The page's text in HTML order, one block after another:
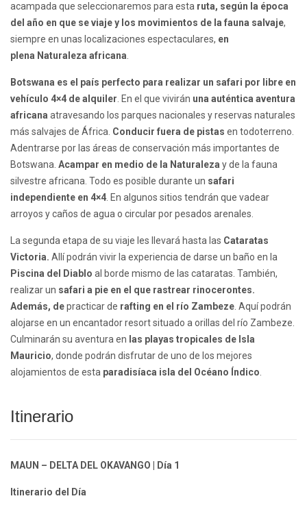
acampada que seleccionaremos para esta ruta, según la época
del año en que se viaje y los movimientos de la fauna salvaje,
siempre en unas localizaciones espectaculares, en
plena Naturaleza africana.
Botswana es el país perfecto para realizar un safari por libre en
vehículo 4×4 de alquiler. En el que vivirán una auténtica aventura
africana atravesando los parques nacionales y reservas naturales
más salvajes de África. Conducir fuera de pistas en todoterreno.
Adentrarse por las áreas de conservación más importantes de
Botswana. Acampar en medio de la Naturaleza y de la fauna
silvestre africana. Todo es posible durante un safari
independiente en 4×4. En algunos sitios tendrán que vadear
arroyos y caños de agua o circular por pesados arenales.
La segunda etapa de su viaje les llevará hasta las Cataratas
Victoria. Allí podrán vivir la experiencia de darse un baño en la
Piscina del Diablo al borde mismo de las cataratas. También,
realizar un safari a pie en el que rastrear rinocerontes.
Además, depracticar de rafting en el río Zambeze. Aquí podrán
alojarse en un encantador resort situado a orillas del río Zambeze.
Culminarán su aventura en las playas tropicales de Isla
Mauricio, donde podrán disfrutar de uno de los mejores
alojamientos de esta paradisíaca isla del Océano Índico.
Itinerario
MAUN – DELTA DEL OKAVANGO | Día 1
Itinerario del Día